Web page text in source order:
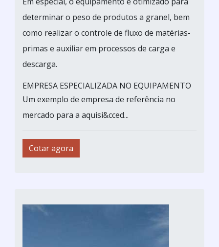
determinar o peso de produtos a granel, bem
como realizar o controle de fluxo de matérias-
primas e auxiliar em processos de carga e
descarga.
EMPRESA ESPECIALIZADA NO EQUIPAMENTO
Um exemplo de empresa de referência no
mercado para a aquisi&cced...
Cotar agora